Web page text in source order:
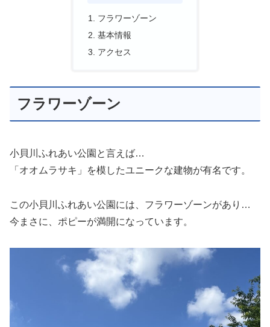
フラワーゾーン
基本情報
アクセス
フラワーゾーン
小貝川ふれあい公園と言えば…
「オオムラサキ」を模したユニークな建物が有名です。
この小貝川ふれあい公園には、フラワーゾーンがあり…
今まさに、ポピーが満開になっています。